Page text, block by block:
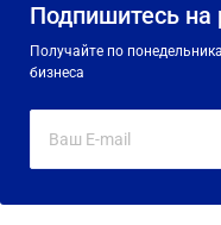
Подпишитесь на
Получайте по
бизнеса